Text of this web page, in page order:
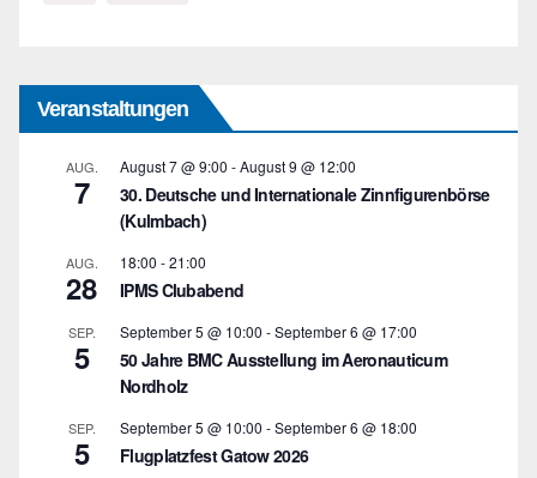
Veranstaltungen
AUG.
7
August 7 @ 9:00 -August 9 @ 12:00
30. Deutsche und Internationale Zinnfigurenbörse
(Kulmbach)
AUG.
28
18:00 -21:00
IPMS Clubabend
SEP.
5
September 5 @ 10:00 -September 6 @ 17:00
50 Jahre BMC Ausstellung im Aeronauticum
Nordholz
SEP.
5
September 5 @ 10:00 -September 6 @ 18:00
Flugplatzfest Gatow 2026